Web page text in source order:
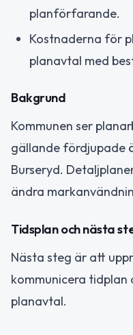
planförfarande.
Kostnaderna för
planavtal med
Bakgrund
Kommunen ser
gällande fördjupade
Burseryd.
ändra
Tidsplan och nästa
Nästa steg är att
kommunicera
planavtal.